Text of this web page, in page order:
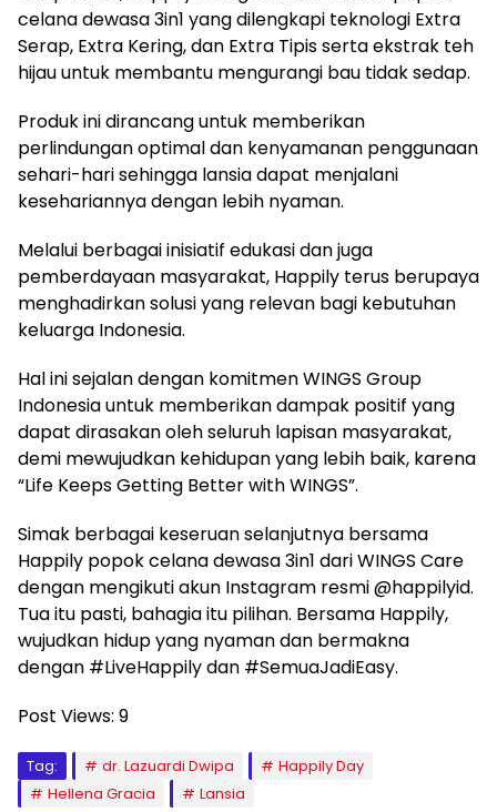
celana dewasa 3in1 yang dilengkapi teknologi Extra
Serap, Extra Kering, dan Extra Tipis serta ekstrak teh
hijau untuk membantu mengurangi bau tidak sedap.
Produk ini dirancang untuk memberikan
perlindungan optimal dan kenyamanan penggunaan
sehari-hari sehingga lansia dapat menjalani
kesehariannya dengan lebih nyaman.
Melalui berbagai inisiatif edukasi dan juga
pemberdayaan masyarakat, Happily terus berupaya
menghadirkan solusi yang relevan bagi kebutuhan
keluarga Indonesia.
Hal ini sejalan dengan komitmen WINGS Group
Indonesia untuk memberikan dampak positif yang
dapat dirasakan oleh seluruh lapisan masyarakat,
demi mewujudkan kehidupan yang lebih baik, karena
“Life Keeps Getting Better with WINGS”.
Simak berbagai keseruan selanjutnya bersama
Happily popok celana dewasa 3in1 dari WINGS Care
dengan mengikuti akun Instagram resmi @happilyid.
Tua itu pasti, bahagia itu pilihan. Bersama Happily,
wujudkan hidup yang nyaman dan bermakna
dengan #LiveHappily dan #SemuaJadiEasy.
Post Views: 9
Tag: dr. Lazuardi Dwipa
Happily Day
Hellena Gracia
Lansia